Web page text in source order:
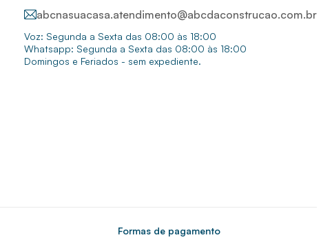
abcnasuacasa.atendimento@abcdaconstrucao.com.br
Voz: Segunda a Sexta das 08:00 às 18:00
Whatsapp: Segunda a Sexta das 08:00 às 18:00
Domingos e Feriados - sem expediente.
Formas de pagamento